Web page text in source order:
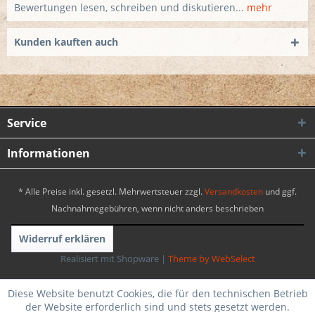
Bewertungen lesen, schreiben und diskutieren... mehr
Kunden kauften auch
Service
Informationen
* Alle Preise inkl. gesetzl. Mehrwertsteuer zzgl.Versandkosten und ggf.
Nachnahmegebühren, wenn nicht anders beschrieben
Widerruf erklären
Realisiert mit Shopware| Theme by WebSelect
Diese Website benutzt Cookies, die für den technischen Betrieb
der Website erforderlich sind und stets gesetzt werden.